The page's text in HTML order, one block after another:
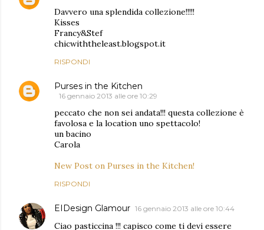
Davvero una splendida collezione!!!!!
Kisses
Francy&Stef
chicwiththeleast.blogspot.it
RISPONDI
Purses in the Kitchen
16 gennaio 2013 alle ore 10:29
peccato che non sei andata!!! questa collezione è
favolosa e la location uno spettacolo!
un bacino
Carola
New Post on Purses in the Kitchen!
RISPONDI
EIDesign Glamour 16 gennaio 2013 alle ore 10:44
Ciao pasticcina !!! capisco come ti devi essere